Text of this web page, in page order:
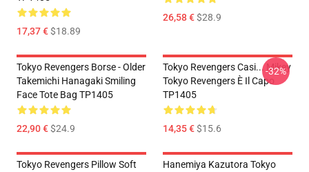
17,37 €$18.89
26,58 €$28.9
Tokyo Revengers Borse - Older
Takemichi Hanagaki Smiling
Face Tote Bag TP1405
22,90 €$24.9
Tokyo Revengers Casi... Mikey
Tokyo Revengers È Il Capo
TP1405
14,35 €$15.6
-32%
Tokyo Revengers Pillow Soft
Hanemiya Kazutora Tokyo